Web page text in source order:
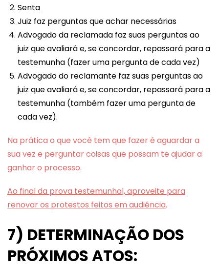
Senta
Juiz faz perguntas que achar necessárias
Advogado da reclamada faz suas perguntas ao
juiz que avaliará e, se concordar, repassará para a
testemunha (fazer uma pergunta de cada vez)
Advogado do reclamante faz suas perguntas ao
juiz que avaliará e, se concordar, repassará para a
testemunha (também fazer uma pergunta de
cada vez).
Na prática o que você tem que fazer é aguardar a
sua vez e perguntar coisas que possam te ajudar a
ganhar o processo.
Ao final da prova testemunhal, aproveite para
renovar os protestos feitos em audiência.
7) DETERMINAÇÃO DOS
PRÓXIMOS ATOS: